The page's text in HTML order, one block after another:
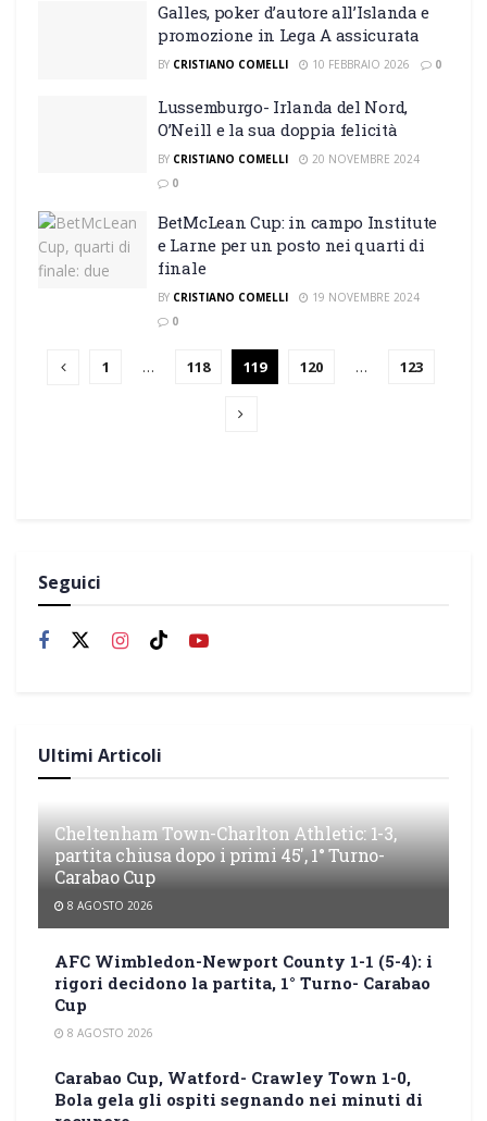
Galles, poker d’autore all’Islanda e
promozione in Lega A assicurata
BY CRISTIANO COMELLI 10 FEBBRAIO 2026 0
Lussemburgo- Irlanda del Nord,
O’Neill e la sua doppia felicità
BY CRISTIANO COMELLI
20 NOVEMBRE 2024
0
BetMcLean Cup: in campo Institute
e Larne per un posto nei quarti di
finale
BY CRISTIANO COMELLI
19 NOVEMBRE 2024
0
1 … 118 119 120 … 123
Seguici
Ultimi Articoli
Cheltenham Town-Charlton Athletic: 1-3,
partita chiusa dopo i primi 45′, 1° Turno-
Carabao Cup
8 AGOSTO 2026
AFC Wimbledon-Newport County 1-1 (5-4): i
rigori decidono la partita, 1° Turno- Carabao
Cup
8 AGOSTO 2026
Carabao Cup, Watford- Crawley Town 1-0,
Bola gela gli ospiti segnando nei minuti di